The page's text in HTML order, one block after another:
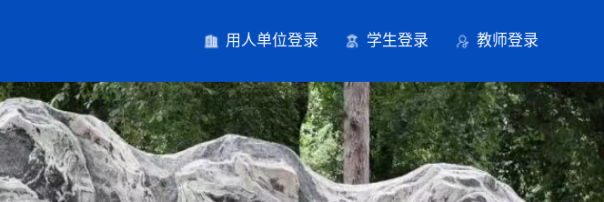
用人单位登录 学生登录 教师登录